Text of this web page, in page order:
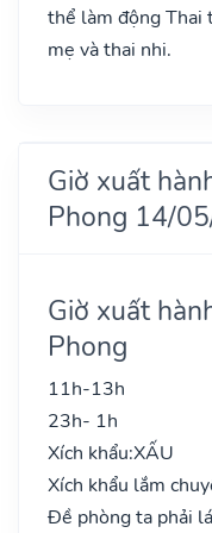
thể làm động Thai
mẹ và thai nhi.
Giờ xuất
Phong 14/
Giờ xuất
Phong
11h-13h
23h- 1h
Xích khẩu:XẤU
Xích khẩu lắm
Đề phòng ta phải